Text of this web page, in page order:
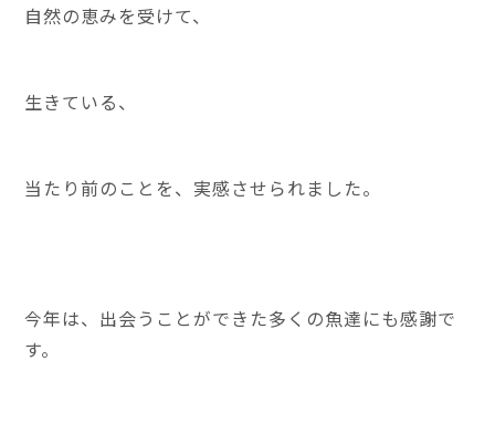
自然の恵みを受けて、
生きている、
当たり前のことを、実感させられました。
今年は、出会うことができた多くの魚達にも感謝で
す。